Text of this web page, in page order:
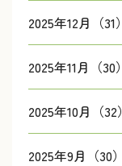
2025年12月（31）
2025年11月（30）
2025年10月（32）
2025年9月（30）